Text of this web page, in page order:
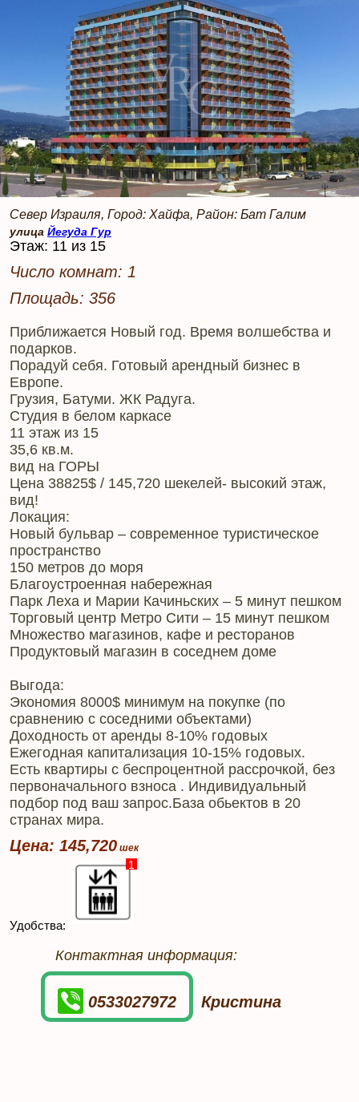
Север Израиля, Город: Хайфа, Район: Бат Галим
улица Йегуда Гур
Этаж: 11 из 15
Число комнат: 1
Площадь: 356
Приближается Новый год. Время волшебства и
подарков.
Порадуй себя. Готовый арендный бизнес в
Европе.
Грузия, Батуми. ЖК Радуга.
Студия в белом каркасе
11 этаж из 15
35,6 кв.м.
вид на ГОРЫ
Цена 38825$ / 145,720 шекелей- высокий этаж,
вид!
Локация:
Новый бульвар – современное туристическое
пространство
150 метров до моря
Благоустроенная набережная
Парк Леха и Марии Качиньских – 5 минут пешком
Торговый центр Метро Сити – 15 минут пешком
Множество магазинов, кафе и ресторанов
Продуктовый магазин в соседнем доме
Выгода:
Экономия 8000$ минимум на покупке (по
сравнению с соседними объектами)
Доходность от аренды 8-10% годовых
Ежегодная капитализация 10-15% годовых.
Есть квартиры с беспроцентной рассрочкой, без
первоначального взноса . Индивидуальный
подбор под ваш запрос.База обьектов в 20
странах мира.
Цена: 145,720
Удобства:
1
Контактная информация:
0533027972 Кристина